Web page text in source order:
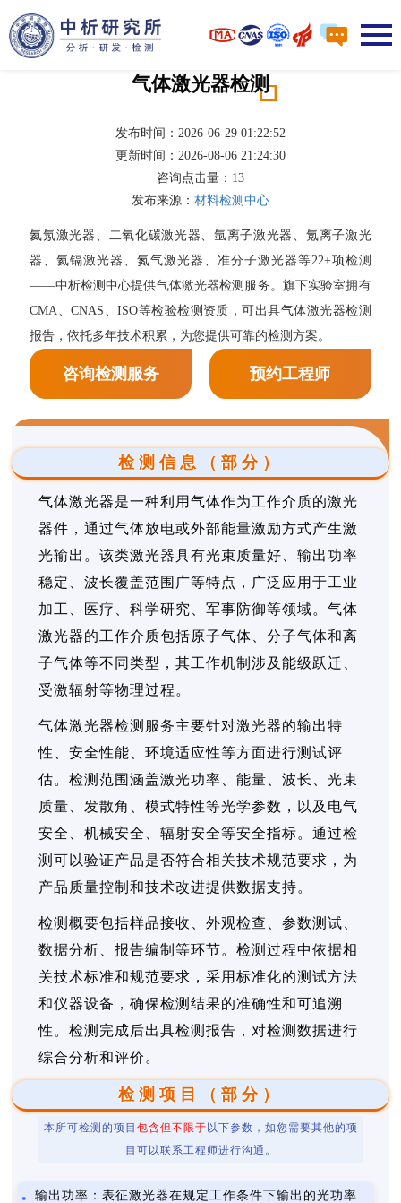
气体激光器检测
发布时间：2026-06-29 01:22:52
更新时间：2026-08-06 21:24:30
咨询点击量： 13
发布来源： 材料检测中心
氦氖激光器、二氧化碳激光器、氩离子激光器、氪离子激光
器、氦镉激光器、氮气激光器、准分子激光器等22+项检测
——中析检测中心提供气体激光器检测服务。旗下实验室拥有
CMA、CNAS、ISO等检验检测资质，可出具气体激光器检测
报告，依托多年技术积累，为您提供可靠的检测方案。
咨询检测服务 预约工程师
检测信息（部分）
气体激光器是一种利用气体作为工作介质的激光
器件，通过气体放电或外部能量激励方式产生激
光输出。该类激光器具有光束质量好、输出功率
稳定、波长覆盖范围广等特点，广泛应用于工业
加工、医疗、科学研究、军事防御等领域。气体
激光器的工作介质包括原子气体、分子气体和离
子气体等不同类型，其工作机制涉及能级跃迁、
受激辐射等物理过程。
气体激光器检测服务主要针对激光器的输出特
性、安全性能、环境适应性等方面进行测试评
估。检测范围涵盖激光功率、能量、波长、光束
质量、发散角、模式特性等光学参数，以及电气
安全、机械安全、辐射安全等安全指标。通过检
测可以验证产品是否符合相关技术规范要求，为
产品质量控制和技术改进提供数据支持。
检测概要包括样品接收、外观检查、参数测试、
数据分析、报告编制等环节。检测过程中依据相
关技术标准和规范要求，采用标准化的测试方法
和仪器设备，确保检测结果的准确性和可追溯
性。检测完成后出具检测报告，对检测数据进行
综合分析和评价。
检测项目（部分）
本所可检测的项目 包含但不限于 以下参数，如您需要其他的项
目可以联系工程师进行沟通。
输出功率：表征激光器在规定工作条件下输出的光功率